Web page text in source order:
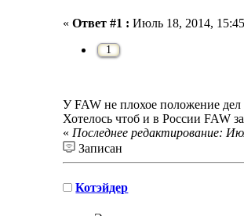
«Ответ #1 : Июль 18, 2014,
1
У FAW не плохое положение дел
Хотелось чтоб и в России FAW
« Последнее редактирование:
Записан
Котэйдер